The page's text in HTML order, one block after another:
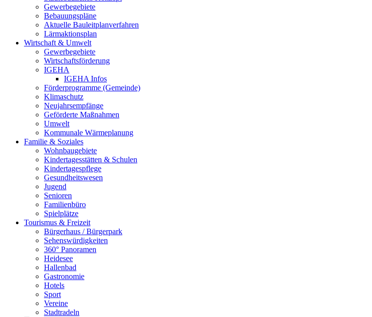
Gewerbegebiete
Bebauungspläne
Aktuelle Bauleitplanverfahren
Lärmaktionsplan
Wirtschaft & Umwelt
Gewerbegebiete
Wirtschaftsförderung
IGEHA
IGEHA Infos
Förderprogramme (Gemeinde)
Klimaschutz
Neujahrsempfänge
Geförderte Maßnahmen
Umwelt
Kommunale Wärmeplanung
Familie & Soziales
Wohnbaugebiete
Kindertagesstätten & Schulen
Kindertagespflege
Gesundheitswesen
Jugend
Senioren
Familienbüro
Spielplätze
Tourismus & Freizeit
Bürgerhaus / Bürgerpark
Sehenswürdigkeiten
360° Panoramen
Heidesee
Hallenbad
Gastronomie
Hotels
Sport
Vereine
Stadtradeln